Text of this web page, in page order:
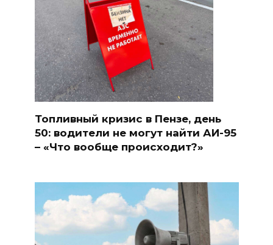
Топливный кризис в Пензе, день
50: водители не могут найти АИ-95
– «Что вообще происходит?»